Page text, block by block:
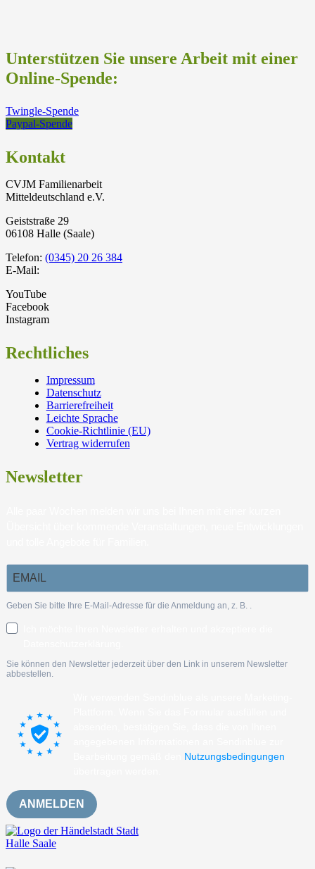
Unterstützen Sie unsere Arbeit mit einer
Online-Spende:
Twingle-Spende
Paypal-Spende
Kontakt
CVJM Familienarbeit
Mitteldeutschland e.V.
Geiststraße 29
06108 Halle (Saale)
Telefon: (0345) 20 26 384
E-Mail:
YouTube
Facebook
Instagram
Rechtliches
Impressum
Datenschutz
Barrierefreiheit
Leichte Sprache
Cookie-Richtlinie (EU)
Vertrag widerrufen
Newsletter
Geben Sie bitte Ihre E-Mail-Adresse für die Anmeldung an, z. B.
Sie können den Newsletter jederzeit über den Link in unserem Newsletter
abbestellen.
Nutzungsbedingungen
ANMELDEN